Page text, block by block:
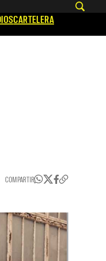
CARTELERA
COMPARTIR